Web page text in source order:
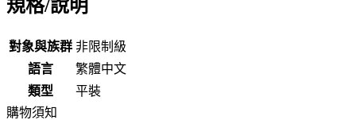
規格/說明
對象與族群 非限制級
語言
繁體中文
類型
平裝
購物須知